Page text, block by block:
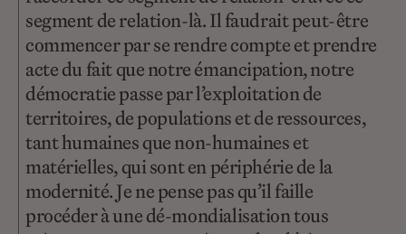
segment de relation-là. Il faudrait peut-être
commencer par se rendre compte et prendre
acte du fait que notre émancipation, notre
démocratie passe par l’exploitation de
territoires, de populations et de ressources,
tant humaines que non-humaines et
matérielles, qui sont en périphérie de la
modernité. Je ne pense pas qu’il faille
procéder à une dé-mondialisation tous